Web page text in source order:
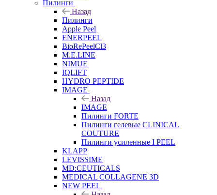
Пилинги
Назад
Пилинги
Apple Peel
ENERPEEL
BioRePeelCl3
M.E.LINE
NIMUE
IQLIFT
HYDRO PEPTIDE
IMAGE
Назад
IMAGE
Пилинги FORTE
Пилинги гелевые CLINICAL
COUTURE
Пилинги усиленные I PEEL
KLAPP
LEVISSIME
MD:CEUTICALS
MEDICAL COLLAGENE 3D
NEW PEEL